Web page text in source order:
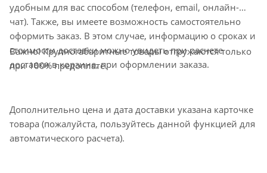
удобным для вас способом (телефон, email, онлайн-
чат). Также, вы имеете возможность самостоятельно
оформить заказ. В этом случае, информацию о сроках и
стоимости доставки можно увидеть при расчете
доставки в корзине, при оформлении заказа.
Важно! Крупногабаритные товары отгружаются только
при 100% предоплате.
Дополнительно цена и дата доставки указана карточке
товара (пожалуйста, пользуйтесь данной функцией для
автоматического расчета).